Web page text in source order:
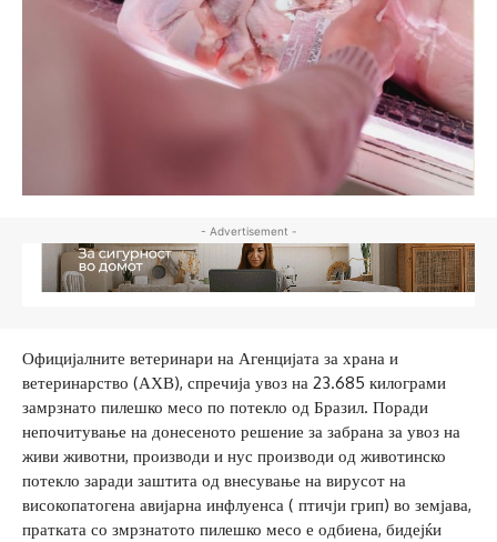
- Advertisement -
Официјалните ветеринари на Агенцијата за храна и
ветеринарство (АХВ), спречија увоз на 23.685 килограми
замрзнато пилешко месо по потекло од Бразил. Поради
непочитување на донесеното решение за забрана за увоз на
живи животни, производи и нус производи од животинско
потекло заради заштита од внесување на вирусот на
високопатогена авијарна инфлуенса ( птичји грип) во земјава,
пратката со змрзнатото пилешко месо е одбиена, бидејќи